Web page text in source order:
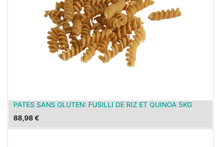
PATES SANS GLUTEN: FUSILLI DE RIZ ET QUINOA 5KG
88,98€